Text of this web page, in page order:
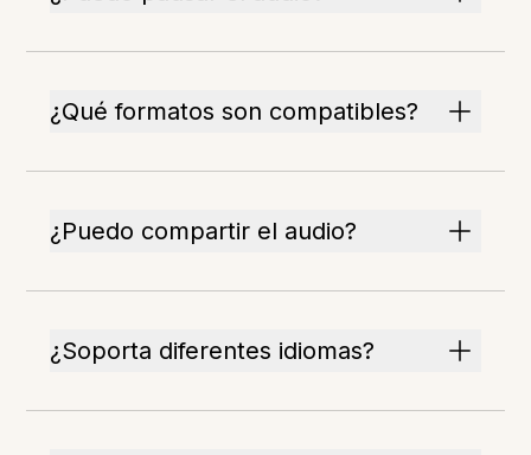
¿Qué formatos son compatibles?
¿Puedo compartir el audio?
¿Soporta diferentes idiomas?